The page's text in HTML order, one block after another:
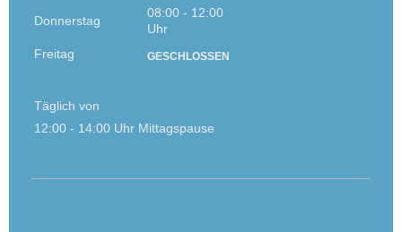
Donnerstag
08:00 - 12:00
Uhr
Freitag
GESCHLOSSEN
Täglich von
12:00 - 14:00 Uhr Mittagspause